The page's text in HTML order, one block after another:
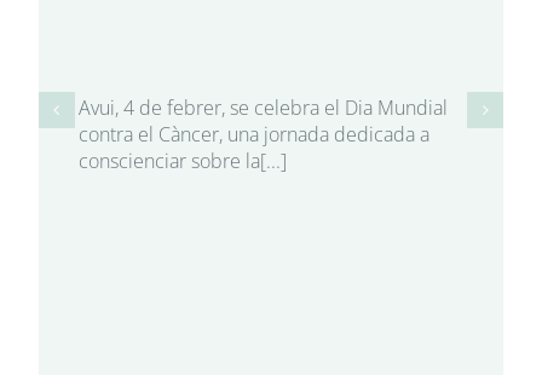
Avui, 4 de febrer, se celebra el Dia Mundial
contra el Càncer, una jornada dedicada a
conscienciar sobre la[...]